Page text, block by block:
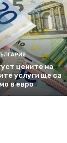
цените на
услуги ще са
в евро